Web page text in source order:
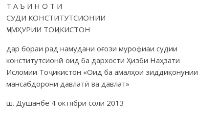
Т А Ъ И Н О Т И
СУДИ КОНСТИТУТСИОНИИ
ҶУМҲУРИИ ТОҶИКИСТОН
дар бораи рад намудани оғози мурофиаи судии
конститутсионӣ оид ба дархости Ҳизби Наҳзати
Исломии Тоҷикистон «Оид ба амалҳои зиддиқонунии
мансабдорони давлатӣ ва давлат»
ш. Душанбе 4 октябри соли 2013